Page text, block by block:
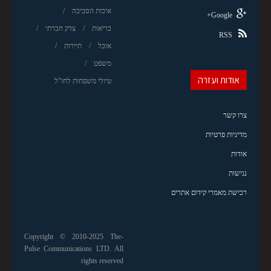
איכות הסביבה
בריאות צדק חברתי
אוכל תיירות
משפט
טיולי משפחות לחו"ל
Google+
RSS
אודות ועזרה
צרו קשר
מדיניות פרטיות
אודות
נגישות
רכישת מאמרי קידום אתרים
Copyright © 2010-2025 The-
Pulse Communications LTD. All
rights reserved